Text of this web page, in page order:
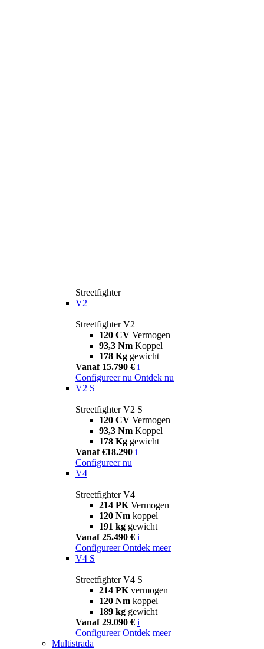
Streetfighter
V2
Streetfighter V2
120 CV Vermogen
93,3 Nm Koppel
178 Kg gewicht
Vanaf 15.790 € i
Configureer nu Ontdek nu
V2 S
Streetfighter V2 S
120 CV Vermogen
93,3 Nm Koppel
178 Kg gewicht
Vanaf €18.290 i
Configureer nu
V4
Streetfighter V4
214 PK Vermogen
120 Nm koppel
191 kg gewicht
Vanaf 25.490 € i
Configureer Ontdek meer
V4 S
Streetfighter V4 S
214 PK vermogen
120 Nm koppel
189 kg gewicht
Vanaf 29.090 € i
Configureer Ontdek meer
Multistrada